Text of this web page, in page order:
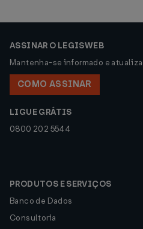
ASSINAR O LEGISWEB
Mantenha-se informado e
COMO ASSINAR
LIGUE GRÁTIS
0800 202 5544
PRODUTOS E SERVIÇOS
Banco de Dados
Consultoria